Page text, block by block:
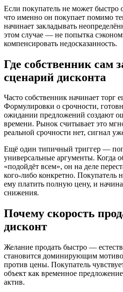
Если покупатель не может быстро
что именно он покупает помимо
начинает закладывать
этом случае — не попытка
компенсировать недосказанность.
Где собственник сам
сценарий дисконта
Часто собственник начинает торг
Формулировки о срочности,
ожидании предложений создают
времени. Рынок считывает это
реальной срочности нет, сигнал
Ещё один типичный триггер —
универсальные аргументы. Когда
«подойдёт всем», он на деле
кого-либо конкретно. Покупатель
ему платить полную цену, и
снижения.
Почему скорость
дисконт
Желание продать быстро —
становится доминирующим
против цены. Покупатель
объект как временное
актив.